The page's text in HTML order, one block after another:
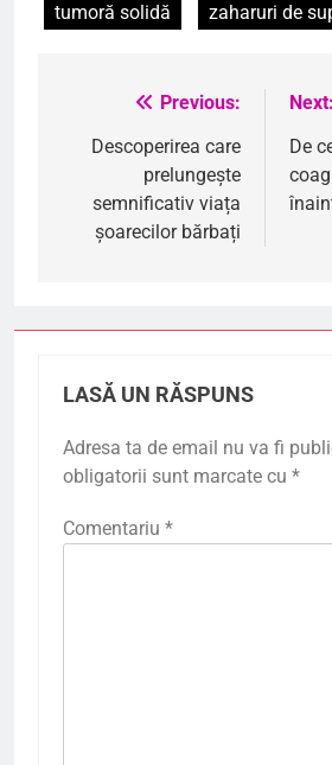
tumoră solidă
zaharuri de
Navigare
articole
Previous:
Descoperirea care
prelungește
semnificativ viața
șoarecilor bărbați
Next:
De
LASĂ UN RĂSPUNS
Adresa ta de email nu va fi
obligatorii sunt marcate cu *
Comentariu *